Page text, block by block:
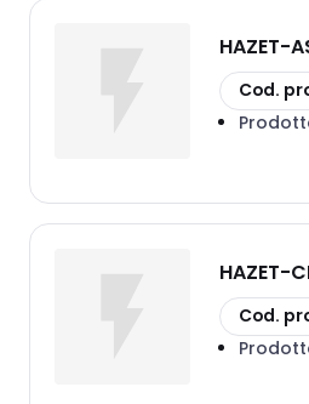
HAZET-
copia
Cod.
HAZET-
copia
Cod.